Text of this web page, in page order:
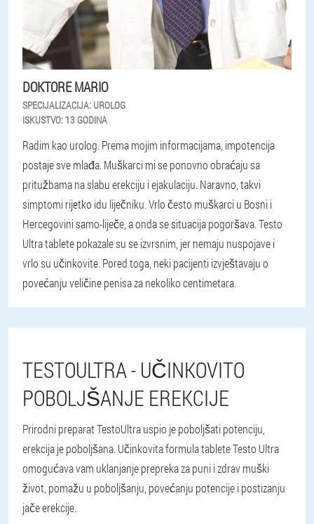
DOKTORE MARIO
SPECIJALIZACIJA: UROLOG
ISKUSTVO: 13 GODINA
Radim kao urolog. Prema mojim informacijama, impotencija
postaje sve mlađa. Muškarci mi se ponovno obraćaju sa
pritužbama na slabu erekciju i ejakulaciju. Naravno, takvi
simptomi rijetko idu liječniku. Vrlo često muškarci u Bosni i
Hercegovini samo-liječe, a onda se situacija pogoršava. Testo
Ultra tablete pokazale su se izvrsnim, jer nemaju nuspojave i
vrlo su učinkovite. Pored toga, neki pacijenti izvještavaju o
povećanju veličine penisa za nekoliko centimetara.
TESTOULTRA - UČINKOVITO
POBOLJŠANJE EREKCIJE
Prirodni preparat TestoUltra uspio je poboljšati potenciju,
erekcija je poboljšana. Učinkovita formula tablete Testo Ultra
omogućava vam uklanjanje prepreka za puni i zdrav muški
život, pomažu u poboljšanju, povećanju potencije i postizanju
jače erekcije.